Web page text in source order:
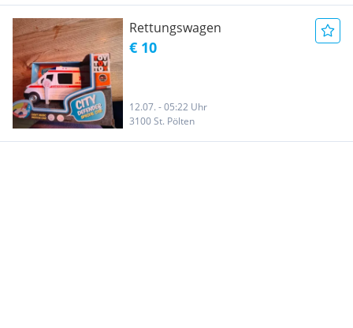
Rettungswagen
€ 10
12.07. - 05:22 Uhr
3100 St. Pölten